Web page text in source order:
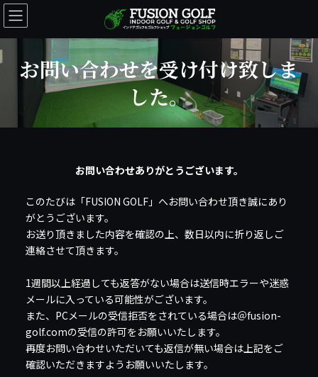
コ
ン
テ
ン
ツ
ナ
ビ
ゲ
ー
シ
お問い合わせを受け付け致しま
した。
お問い合わせありがとうございます。
このたびは「FUSION GOLF」へお問い合わせ頂き誠にあり
がとうございます。
お送り頂きました内容を確認の上、数日以内に折り返しご
連絡させて頂きます。
1週間以上経過しても返答がない場合は送信時エラーや迷惑
メールに入っている可能性がございます。
また、PCメールの受信拒否をされている場合は＠fusion-
golf.comの受信の許可をお願いいたします。
再度お問い合わせいただいても返信が無い場合は上記をご
確認いただきますようお願いいたします。